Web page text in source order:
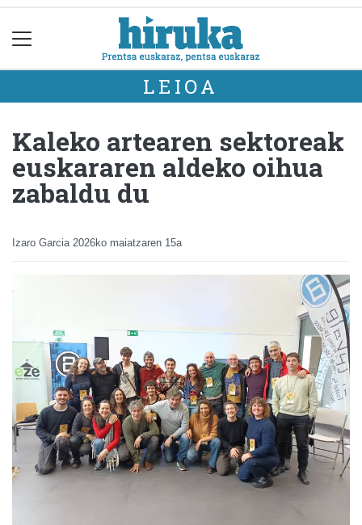
LEIOA
Kaleko artearen sektoreak
euskararen aldeko oihua
zabaldu du
Izaro Garcia 2026ko maiatzaren 15a